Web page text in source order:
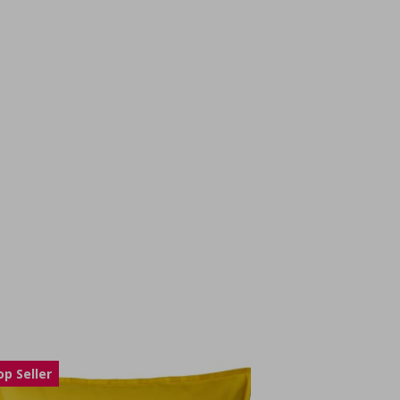
Seller